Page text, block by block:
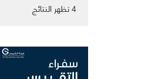
4تظهر النتائج